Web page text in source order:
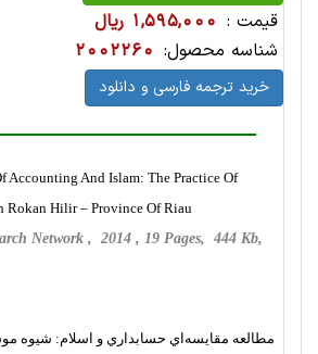
قیمت : 1,595,000 ریال
شناسه محصول: 2002260
خرید ترجمه فارسی و دانلود
Accounting And Islam: The Practice Of
Rokan Hilir – Province Of Riau
Network , 2014 , 19 Pages, 444 Kb,
مطالعه مقايسه‌اي حسابداري و اسلام: شيوه